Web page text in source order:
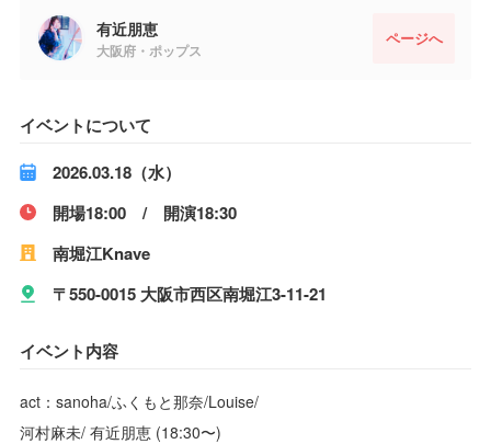
有近朋恵
大阪府・ポップス
ページへ
イベントについて
2026.03.18（水）
開場18:00 / 開演18:30
南堀江Knave
〒550-0015 大阪市西区南堀江3-11-21
イベント内容
act：sanoha/ふくもと那奈/Louise/
河村麻未/ 有近朋恵 (18:30〜)